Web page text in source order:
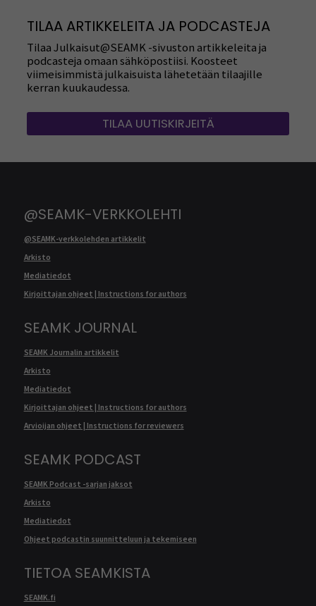
TILAA ARTIKKELEITA JA PODCASTEJA
Tilaa Julkaisut@SEAMK -sivuston artikkeleita ja
podcasteja omaan sähköpostiisi. Koosteet
viimeisimmistä julkaisuista lähetetään tilaajille
kerran kuukaudessa.
TILAA UUTISKIRJEITÄ
@SEAMK-VERKKOLEHTI
@SEAMK-verkkolehden artikkelit
Arkisto
Mediatiedot
Kirjoittajan ohjeet | Instructions for authors
SEAMK JOURNAL
SEAMK Journalin artikkelit
Arkisto
Mediatiedot
Kirjoittajan ohjeet | Instructions for authors
Arvioijan ohjeet | Instructions for reviewers
SEAMK PODCAST
SEAMK Podcast -sarjan jaksot
Arkisto
Mediatiedot
Ohjeet podcastin suunnitteluun ja tekemiseen
TIETOA SEAMKISTA
SEAMK.fi